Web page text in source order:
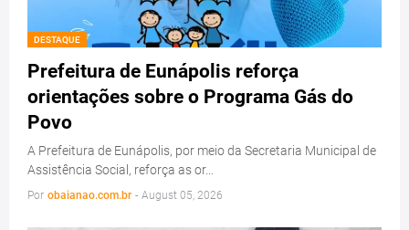
DESTAQUE
Prefeitura de Eunápolis reforça
orientações sobre o Programa Gás do
Povo
A Prefeitura de Eunápolis, por meio da Secretaria Municipal de
Assistência Social, reforça as or…
Por obaianao.com.br - August 05, 2026